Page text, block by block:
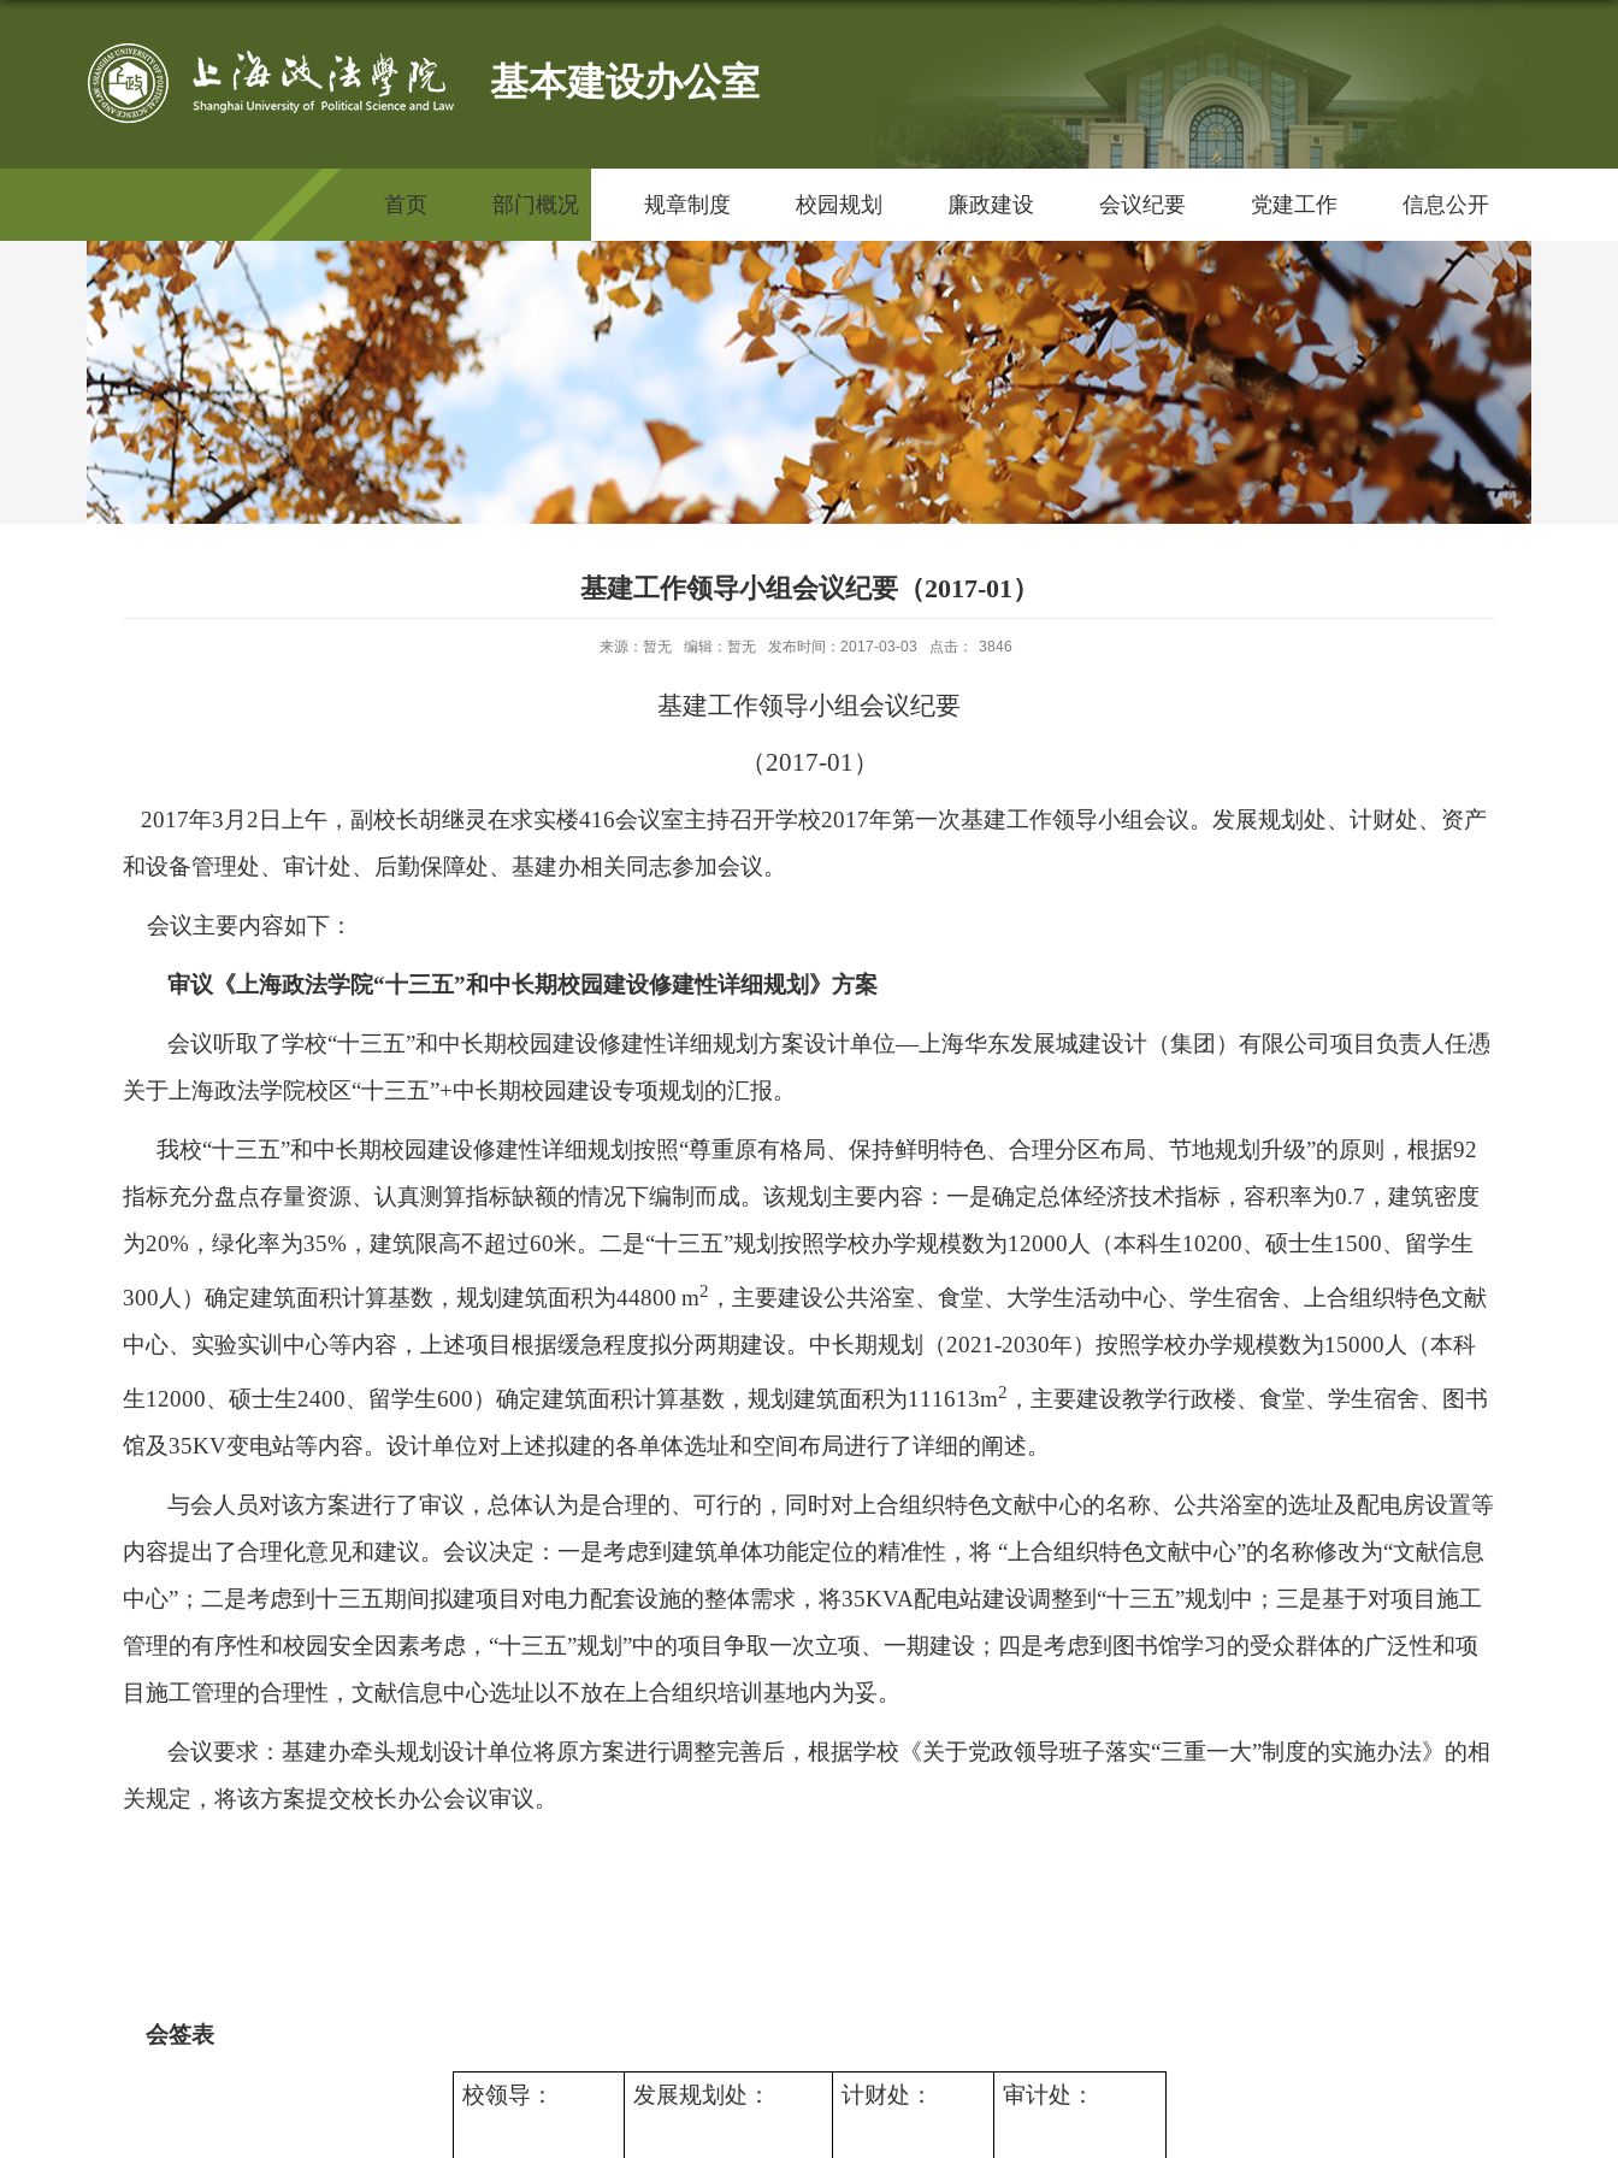
基本建设办公室
首页 部门概况 规章制度 校园规划 廉政建设 会议纪要 党建工作 信息公开
基建工作领导小组会议纪要（2017-01）
来源：暂无 编辑：暂无 发布时间：2017-03-03 点击： 3846
基建工作领导小组会议纪要
（2017-01）
2017年3 月 2 日上午，副校长胡继灵在求实楼416会议室主持召开学校2017年第一次基建工作领导小组会议。发展规划处、计财处、资产
和设备管理处、审计处、后勤保障处、基建办相关同志参加会议。
会议主要内容如下：
审议《上海政法学院“十三五”和中长期校园建设修建性详细规划》方案
会议听取了学校“十三五”和中长期校园建设修建性详细规划方案设计单位—上海华东发展城建设计（集团）有限公司项目负责人任慿
关于上海政法学院校区“十三五”+中长期校园建设专项规划的汇报。
我校“十三五”和中长期校园建设修建性详细规划按照“尊重原有格局、保持鲜明特色、合理分区布局、节地规划升级”的原则，根据92
指标充分盘点存量资源、认真测算指标缺额的情况下编制而成。该规划主要内容：一是确定总体经济技术指标，容积率为0.7 ，建筑密度
为20% ，绿化率为35% ，建筑限高不超过60米。二是“十三五”规划按照学校办学规模数为12000 人（本科生10200、硕士生1500、留学生
300人）确定建筑面积计算基数，规划建筑面积为44800 m2 ，主要建设公共浴室、食堂、大学生活动中心、学生宿舍、上合组织特色文献
中心、实验实训中心等内容，上述项目根据缓急程度拟分两期建设。中长期规划（2021-2030年）按照学校办学规模数为15000人（本科
生12000、硕士生2400、留学生600）确定建筑面积计算基数，规划建筑面积为111613m2 ，主要建设教学行政楼、食堂、学生宿舍、图书
馆及35KV变电站等内容。设计单位对上述拟建的各单体选址和空间布局进行了详细的阐述。
与会人员对该方案进行了审议，总体认为是合理的、可行的，同时对上合组织特色文献中心的名称、公共浴室的选址及配电房设置等
内容提出了合理化意见和建议。会议决定：一是考虑到建筑单体功能定位的精准性，将 “上合组织特色文献中心”的名称修改为“文献信息
中心” ；二是考虑到十三五期间拟建项目对电力配套设施的整体需求，将35KVA配电站建设调整到 “十三五”规划中；三是基于对项目施工
管理的有序性和校园安全因素考虑， “十三五”规划”中的项目争取一次立项、一期建设；四是考虑到图书馆学习的受众群体的广泛性和项
目施工管理的合理性，文献信息中心选址以不放在上合组织培训基地内为妥。
会议要求：基建办牵头规划设计单位将原方案进行调整完善后，根据学校《关于党政领导班子落实“三重一大”制度的实施办法》的相
关规定，将该方案提交校长办公会议审议。
会签表
校领导： 发展规划处： 计财处： 审计处：